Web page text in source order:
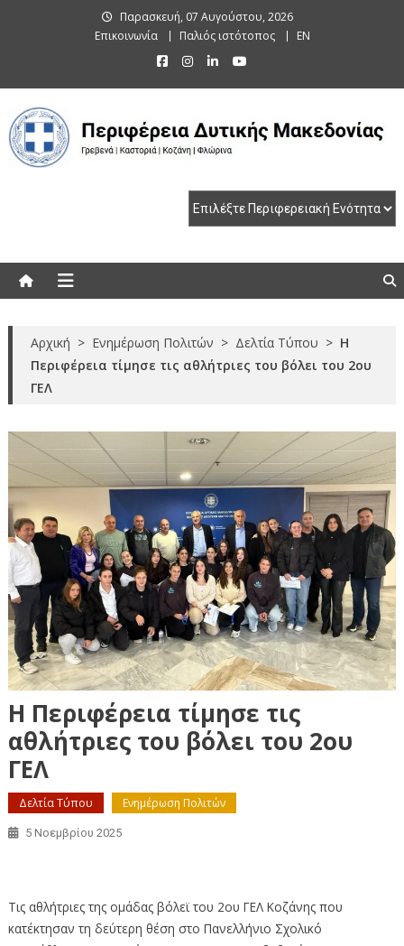
Παρασκευή, 07 Αυγούστου, 2026
Επικοινωνία
Παλιός ιστότοπος EN
Αρχική > Ενημέρωση Πολιτών > Δελτία Τύπου > Η
Περιφέρεια τίμησε τις αθλήτριες του βόλει του 2ου
ΓΕΛ
Η Περιφέρεια τίμησε τις
αθλήτριες του βόλει του 2ου
ΓΕΛ
Δελτία Τύπου Ενημέρωση Πολιτών
5 Νοεμβρίου 2025
Τις αθλήτριες της ομάδας βόλεϊ του 2ου ΓΕΛ Κοζάνης που
κατέκτησαν τη δεύτερη θέση στο Πανελλήνιο Σχολικό